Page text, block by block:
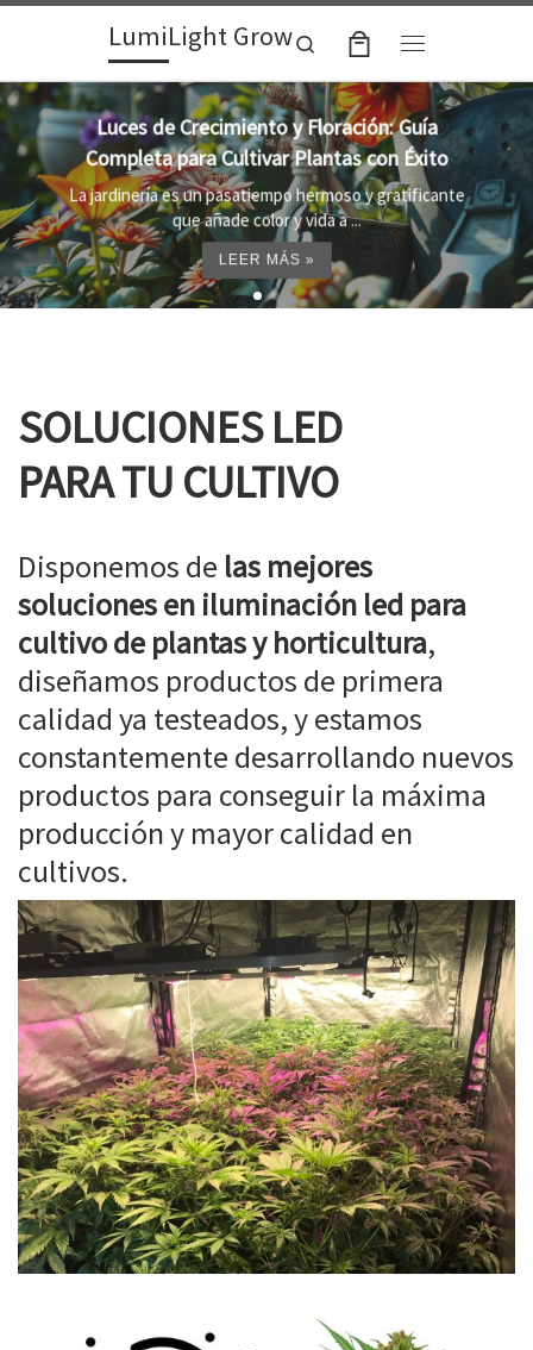
Skip to contentLumiLight Grow
Search
Lámparas para indoor: la clave para un
crecimiento óptimo de tus plantas
Al cultivar plantas en el interior, es importante
proporcionar el entorno adecuado ...
LEER MÁS »
SOLUCIONES LED
PARA TU CULTIVO
Disponemos de las mejores
soluciones en iluminación led para
cultivo de plantas y horticultura,
diseñamos productos de primera
calidad ya testeados, y estamos
constantemente desarrollando nuevos
productos para conseguir la máxima
producción y mayor calidad en
cultivos.